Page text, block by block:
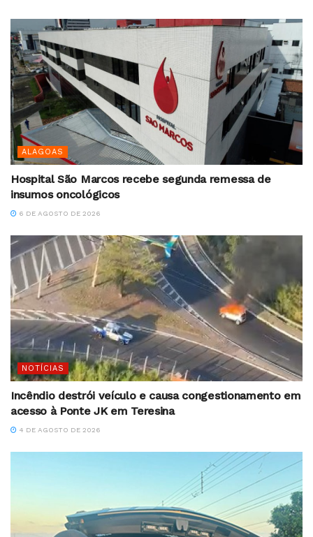
ALAGOAS
Hospital São Marcos recebe segunda remessa de
insumos oncológicos
6 DE AGOSTO DE 2026
NOTÍCIAS
Incêndio destrói veículo e causa congestionamento em
acesso à Ponte JK em Teresina
4 DE AGOSTO DE 2026